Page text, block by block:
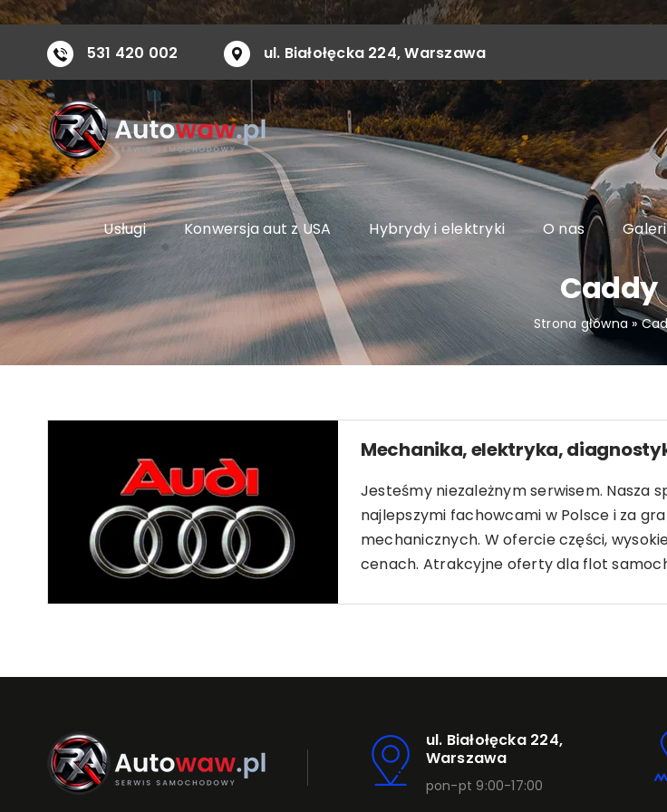
Przejdź
zawartości
531 420 002 ul. Białołęcka 224, Warszawa
Usługi Konwersja aut z USA Hybrydy i elektryki O nas
Caddy
Strona główna »
Mechanika, elektryka,
Jesteśmy niezależnym serwisem. Nasza
najlepszymi fachowcami w Polsce i za
mechanicznych. W ofercie części,
cenach. Atrakcyjne oferty dla flot
ul. Białołęcka 224,
Warszawa
pon-pt 9:00-17:00